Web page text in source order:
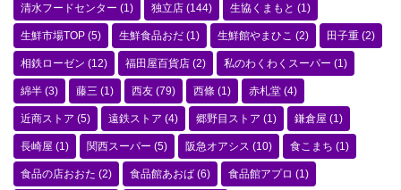
清水フードセンター (1) 独立店 (144) 生協くまもと (1)
生鮮市場TOP (5) 生鮮食品おだ (1) 生鮮館やまひこ (2) 田子重 (2)
相鉄ローゼン (12) 福田屋百貨店 (2) 私のわくわくスーパー (1)
綿半 (3) 藤三 (1) 西友 (79) 西條 (1) 赤札堂 (4)
近商ストア (5) 遠鉄ストア (4) 郷野目ストア (1) 鎌倉屋 (1)
長崎屋 (1) 関西スーパー (5) 阪急オアシス (10) 食こまち (1)
食品の店おおた (2) 食品館あおば (6) 食品館アプロ (1)